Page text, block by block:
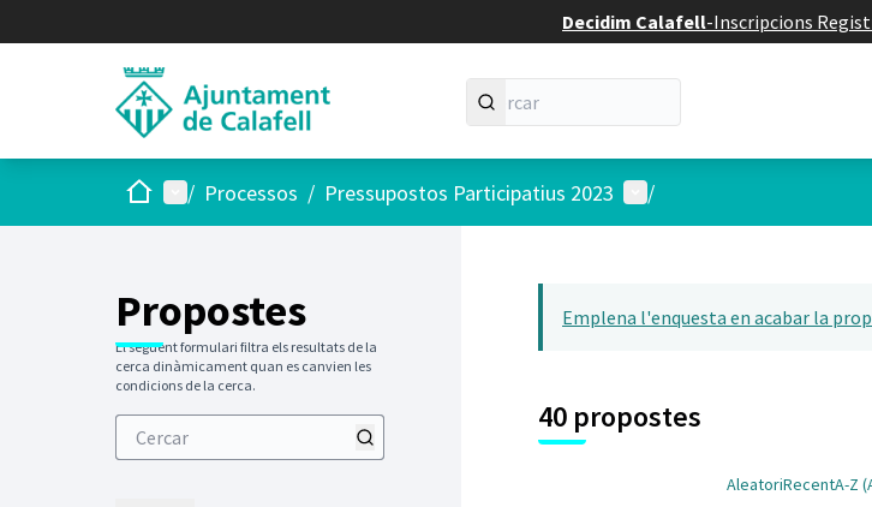
Decidim Calafell-Inscripcions
Inici Menú principal
/ Processos / Pressupostos Participatius 2023 Menú d'usuari
/
Propostes
El següent formulari filtra els resultats de la
cerca dinàmicament quan es canvien les
condicions de la cerca.
Emplena l'enquesta en acabar la
40 propostes
AleatoriRecentA-Z